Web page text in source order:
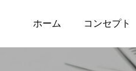
ホーム コンセプト